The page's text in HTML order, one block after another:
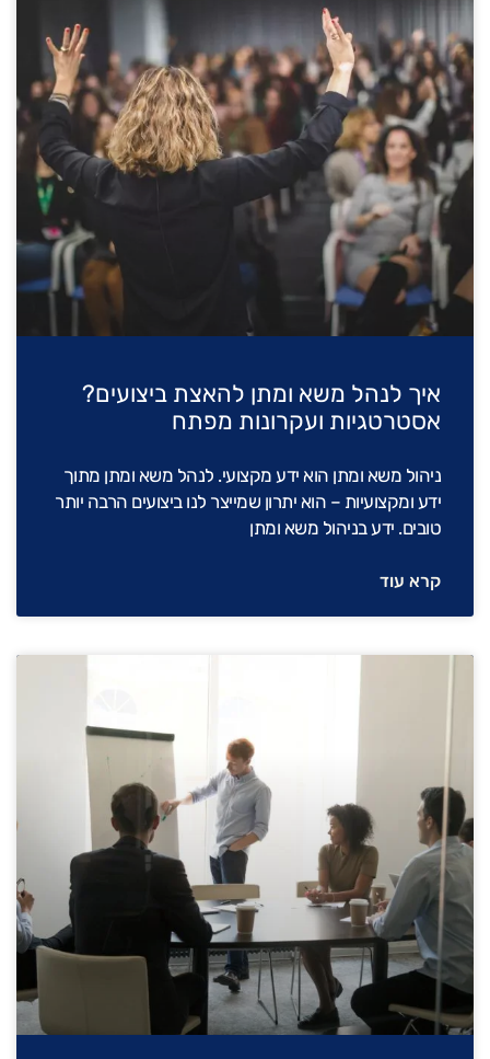
איך לנהל משא ומתן להאצת ביצועים?
אסטרטגיות ועקרונות מפתח
ניהול משא ומתן הוא ידע מקצועי. לנהל משא ומתן מתוך
ידע ומקצועיות – הוא יתרון שמייצר לנו ביצועים הרבה יותר
טובים. ידע בניהול משא ומתן
קרא עוד